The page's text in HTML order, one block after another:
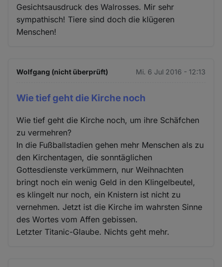
Gesichtsausdruck des Walrosses. Mir sehr
sympathisch! Tiere sind doch die klügeren
Menschen!
Wolfgang (nicht überprüft) Mi. 6 Jul 2016 - 12:13
Wie tief geht die Kirche noch
Wie tief geht die Kirche noch, um ihre Schäfchen
zu vermehren?
In die Fußballstadien gehen mehr Menschen als zu
den Kirchentagen, die sonntäglichen
Gottesdienste verkümmern, nur Weihnachten
bringt noch ein wenig Geld in den Klingelbeutel,
es klingelt nur noch, ein Knistern ist nicht zu
vernehmen. Jetzt ist die Kirche im wahrsten Sinne
des Wortes vom Affen gebissen.
Letzter Titanic-Glaube. Nichts geht mehr.